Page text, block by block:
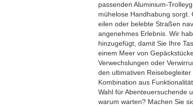
passenden Aluminium-
mühelose Handhabung
eilen oder belebte Straßen
angenehmes Erlebnis. Wir
hinzugefügt, damit Sie Ihre
einem Meer von
Verwechslungen oder
den ultimativen
Kombination aus
Wahl für Abenteuersuchende
warum warten? Machen Sie